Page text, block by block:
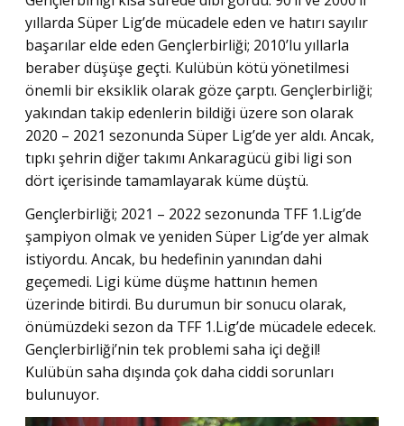
yıllarda Süper Lig’de mücadele eden ve hatırı sayılır
başarılar elde eden Gençlerbirliği; 2010’lu yıllarla
beraber düşüşe geçti. Kulübün kötü yönetilmesi
önemli bir eksiklik olarak göze çarptı. Gençlerbirliği;
yakından takip edenlerin bildiği üzere son olarak
2020 – 2021 sezonunda Süper Lig’de yer aldı. Ancak,
tıpkı şehrin diğer takımı Ankaragücü gibi ligi son
dört içerisinde tamamlayarak küme düştü.
Gençlerbirliği; 2021 – 2022 sezonunda TFF 1.Lig’de
şampiyon olmak ve yeniden Süper Lig’de yer almak
istiyordu. Ancak, bu hedefinin yanından dahi
geçemedi. Ligi küme düşme hattının hemen
üzerinde bitirdi. Bu durumun bir sonucu olarak,
önümüzdeki sezon da TFF 1.Lig’de mücadele edecek.
Gençlerbirliği’nin tek problemi saha içi değil!
Kulübün saha dışında çok daha ciddi sorunları
bulunuyor.